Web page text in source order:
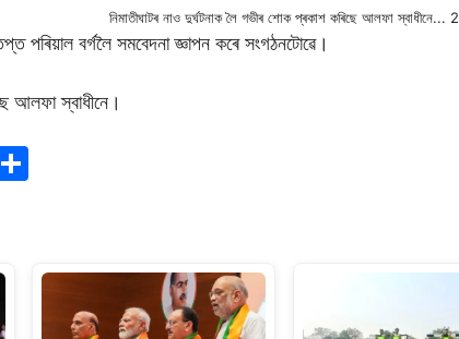
নিমাতীঘাটৰ নাও দুৰ্ঘটনাক লৈ গভীৰ শোক প্ৰকাশ কৰিছে আলফা স্বাধীনে... 2
বৰ্গলৈ সমবেদনা জ্ঞাপন কৰে সংগঠনটোৱে।
আলফা স্বাধীনে।
e